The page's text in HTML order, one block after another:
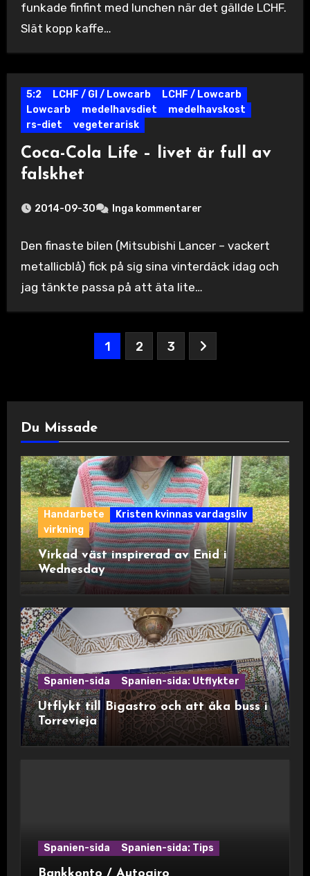
funkade finfint med lunchen när det gällde LCHF.
Slät kopp kaffe…
5:2 LCHF / GI / Lowcarb
LCHF / Lowcarb
Lowcarb
medelhavsdiet
medelhavskost
rs-diet
vegeterarisk
Coca-Cola Life – livet är full av
falskhet
2014-09-30 Inga kommentarer
Den finaste bilen (Mitsubishi Lancer – vackert
metallicblå) fick på sig sina vinterdäck idag och
jag tänkte passa på att äta lite…
Sidnumrering
inlägg
1 2 3
Du Missade
Handarbete
Kristen kvinnas vardagsliv
virkning
Virkad väst inspirerad av Enid i
Wednesday
Spanien-sida Spanien-sida: Utflykter
Utflykt till Bigastro och att åka buss i
Torrevieja
Spanien-sida Spanien-sida: Tips
Bankkonto / Autogiro